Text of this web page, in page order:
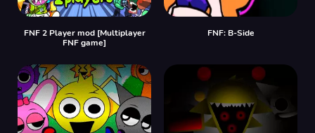
FNF 2 Player mod [Multiplayer
FNF game]
FNF: B-Side